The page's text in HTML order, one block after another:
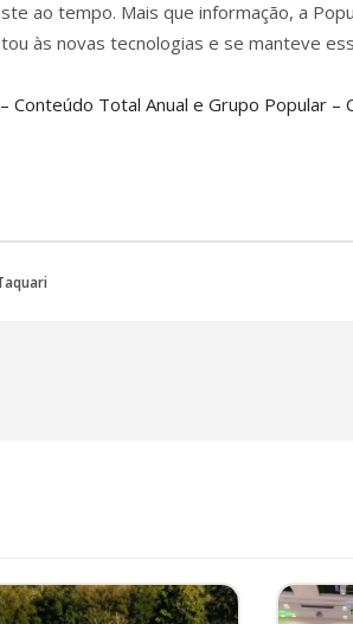
ao tempo. Mais que informação, a
às novas tecnologias e se manteve
Total Anual e Grupo Popular –